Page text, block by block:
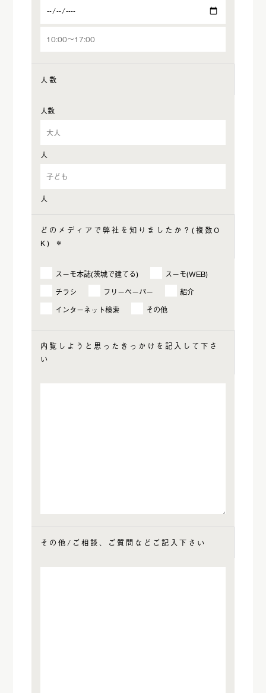
人数
人数
人
人
どのメディアで弊社を知りましたか？(複数O
K)
＊
スーモ本誌(茨城で建てる)
スーモ(WEB)
チラシ
フリーペーパー
紹介
インターネット検索
その他
内覧しようと思ったきっかけを記入して下さ
い
その他/ご相談、ご質問などご記入下さい